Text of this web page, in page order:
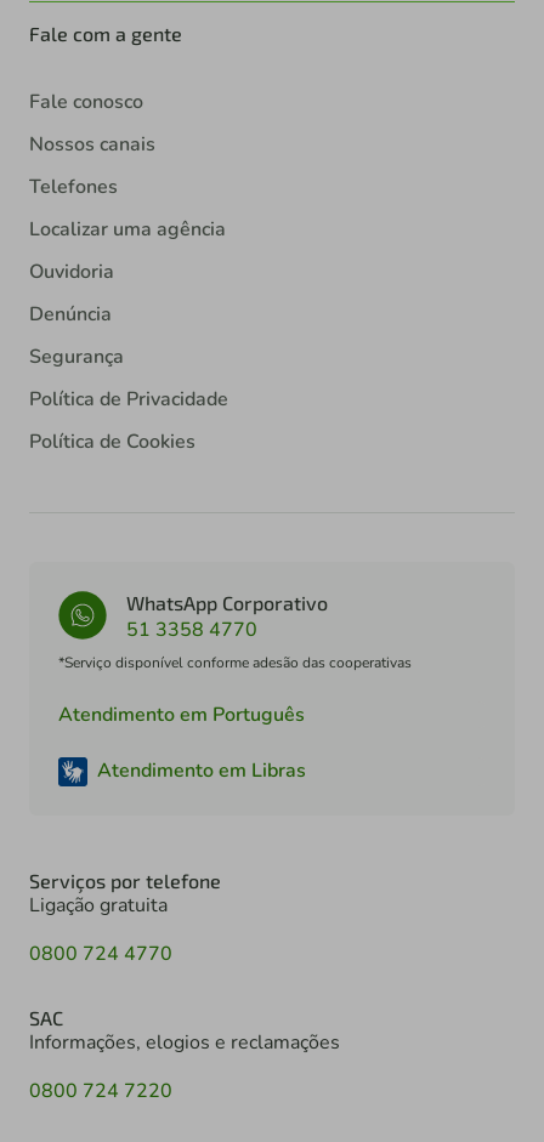
Fale com a gente
Fale conosco
Nossos canais
Telefones
Localizar uma agência
Ouvidoria
Denúncia
Segurança
Política de Privacidade
Política de Cookies
WhatsApp Corporativo
51 3358 4770
*Serviço disponível conforme adesão das cooperativas
Atendimento em Português
Atendimento em Libras
Serviços por telefone
Ligação gratuita
0800 724 4770
SAC
Informações, elogios e reclamações
0800 724 7220